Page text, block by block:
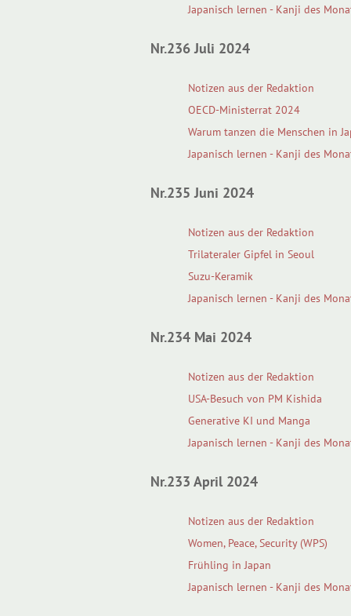
Japanisch lernen - Kanji des
Nr.236 Juli 2024
Notizen aus der Redaktion
OECD-Ministerrat 2024
Warum tanzen die Menschen in
Japanisch lernen - Kanji des
Nr.235 Juni 2024
Notizen aus der Redaktion
Trilateraler Gipfel in Seoul
Suzu-Keramik
Japanisch lernen - Kanji des
Nr.234 Mai 2024
Notizen aus der Redaktion
USA-Besuch von PM Kishida
Generative KI und Manga
Japanisch lernen - Kanji des
Nr.233 April 2024
Notizen aus der Redaktion
Women, Peace, Security (WPS)
Frühling in Japan
Japanisch lernen - Kanji des